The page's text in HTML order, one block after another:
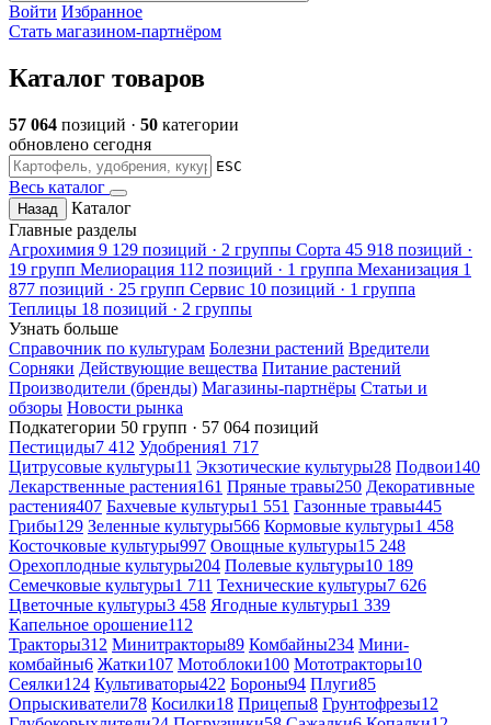
Войти Избранное
Стать магазином-партнёром
Каталог товаров
57 064 позиций · 50 категории
обновлено сегодня
ESC
Весь каталог
Назад
Каталог
Главные разделы
Агрохимия 9 129 позиций · 2 группы Сорта 45 918 позиций ·
19 групп Мелиорация 112 позиций · 1 группа Механизация 1
877 позиций · 25 групп Сервис 10 позиций · 1 группа
Теплицы 18 позиций · 2 группы
Узнать больше
Справочник по культурам Болезни растений Вредители
Сорняки Действующие вещества Питание растений
Производители (бренды) Магазины-партнёры Статьи и
обзоры Новости рынка
Подкатегории 50 групп · 57 064 позиций
Пестициды7 412 Удобрения1 717
Цитрусовые культуры11 Экзотические культуры28 Подвои140
Лекарственные растения161 Пряные травы250 Декоративные
растения407 Бахчевые культуры1 551 Газонные травы445
Грибы129 Зеленные культуры566 Кормовые культуры1 458
Косточковые культуры997 Овощные культуры15 248
Орехоплодные культуры204 Полевые культуры10 189
Семечковые культуры1 711 Технические культуры7 626
Цветочные культуры3 458 Ягодные культуры1 339
Капельное орошение112
Тракторы312 Минитракторы89 Комбайны234 Мини-
комбайны6 Жатки107 Мотоблоки100 Мототракторы10
Сеялки124 Культиваторы422 Бороны94 Плуги85
Опрыскиватели78 Косилки18 Прицепы8 Грунтофрезы12